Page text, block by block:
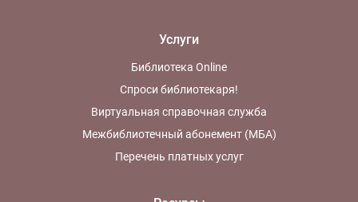
Услуги
Библиотека Online
Спроси библиотекаря!
Виртуальная справочная служба
Межбиблиотечный абонемент (МБА)
Перечень платных услуг